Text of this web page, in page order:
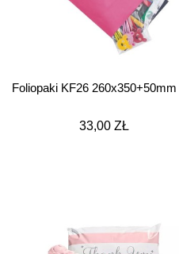
Foliopaki KF26 260x350+50mm
33,00 ZŁ